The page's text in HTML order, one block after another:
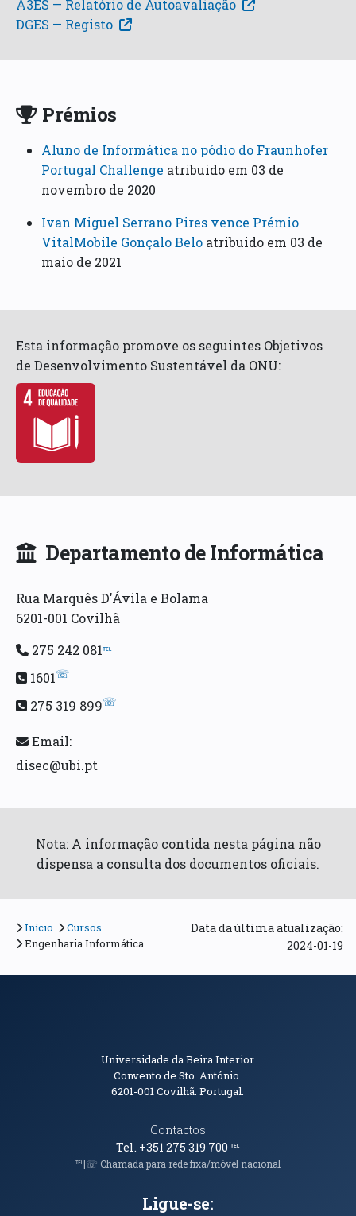
A3ES — Relatório de Autoavaliação
DGES — Registo
Prémios
Aluno de Informática no pódio do Fraunhofer
Portugal Challenge atribuido em 03 de
novembro de 2020
Ivan Miguel Serrano Pires vence Prémio
VitalMobile Gonçalo Belo atribuido em 03 de
maio de 2021
Esta informação promove os seguintes Objetivos
de Desenvolvimento Sustentável da ONU:
Departamento de Informática
Rua Marquês D'Ávila e Bolama
6201-001 Covilhã
275 242 081℡
1601☏
275 319 899☏
Email:
disec@ubi.pt
Nota: A informação contida nesta página não
dispensa a consulta dos documentos oficiais.
Início
Cursos
Engenharia Informática
Data da última atualização:
2024-01-19
Informações de Contacto
Universidade da Beira Interior
Convento de Sto. António.
6201-001Covilhã. Portugal.
Contactos
Tel. +351 275 319 700℡
℡|☏ Chamada para rede fixa/móvel nacional
Ligue-se: